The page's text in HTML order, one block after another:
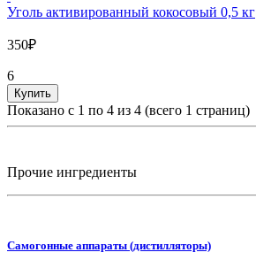
Уголь активированный кокосовый 0,5 кг
350₽
6
Купить
Показано с 1 по 4 из 4 (всего 1 страниц)
Прочие ингредиенты
Самогонные аппараты (дистилляторы)